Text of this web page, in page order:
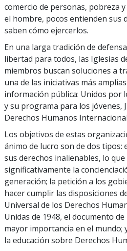
comercio de personas, pobreza
el hombre, pocos entienden sus
saben cómo ejercerlos.
En una larga tradición de
libertad para todos, las Iglesias
miembros buscan soluciones a
una de las iniciativas más
información pública: Unidos por
y su programa para los jóvenes,
Derechos Humanos
Los objetivos de estas
ánimo de lucro son de dos tipos:
sus derechos inalienables, lo
significativamente la
generación; la petición a los
hacer cumplir las disposiciones
Universal de los Derechos
Unidas de 1948, el documento
mayor importancia en el mundo;
la educación sobre Derechos